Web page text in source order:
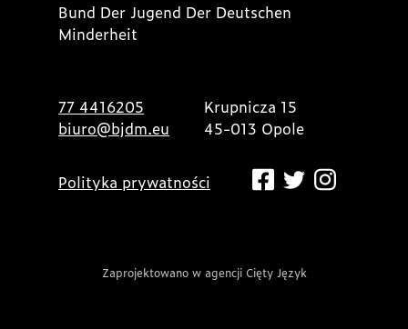
Bund Der Jugend Der Deutschen
Minderheit
77 4416205
biuro@bjdm.eu
Krupnicza 15
45-013 Opole
Polityka prywatności
Zaprojektowano w agencji Cięty Język